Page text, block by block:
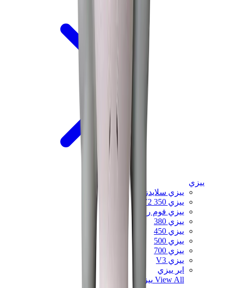
ييزي
ييزي سلايدز
ييزي 350 V2
ييزي فوم رانر
ييزي 380
ييزي 450
ييزي 500
ييزي 700
ييزي V3
اير ييزي
View All ييزي